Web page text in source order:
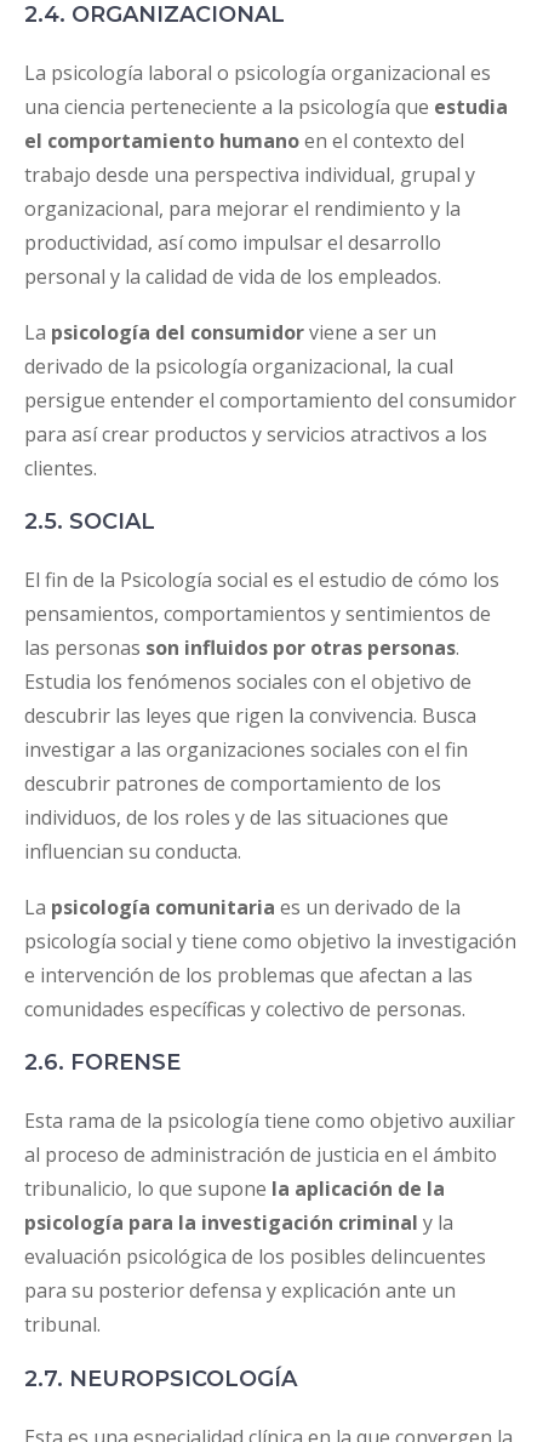
2.4. ORGANIZACIONAL
La psicología laboral o psicología organizacional es
una ciencia perteneciente a la psicología que estudia
el comportamiento humanoen el contexto del
trabajo desde una perspectiva individual, grupal y
organizacional, para mejorar el rendimiento y la
productividad, así como impulsar el desarrollo
personal y la calidad de vida de los empleados.
La psicología del consumidorviene a ser un
derivado de la psicología organizacional, la cual
persigue entender el comportamiento del consumidor
para así crear productos y servicios atractivos a los
clientes.
2.5. SOCIAL
El fin de la Psicología social es el estudio de cómo los
pensamientos, comportamientos y sentimientos de
las personas son influidos por otras personas.
Estudia los fenómenos sociales con el objetivo de
descubrir las leyes que rigen la convivencia. Busca
investigar a las organizaciones sociales con el fin
descubrir patrones de comportamiento de los
individuos, de los roles y de las situaciones que
influencian su conducta.
La psicología comunitaria es un derivado de la
psicología social y tiene como objetivo la investigación
e intervención de los problemas que afectan a las
comunidades específicas y colectivo de personas.
2.6. FORENSE
Esta rama de la psicología tiene como objetivo auxiliar
al proceso de administración de justicia en el ámbito
tribunalicio, lo que supone la aplicación de la
psicología para la investigación criminal y la
evaluación psicológica de los posibles delincuentes
para su posterior defensa y explicación ante un
tribunal.
2.7. NEUROPSICOLOGÍA